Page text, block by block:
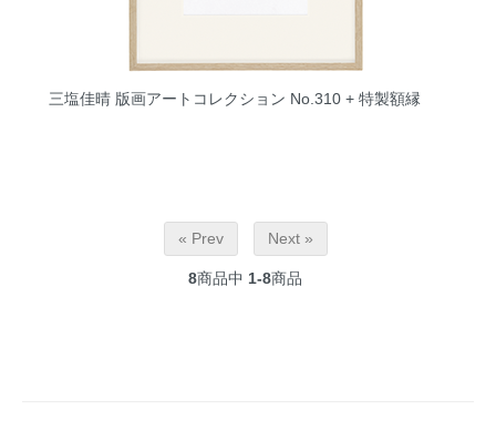
三塩佳晴 版画アートコレクション No.310 + 特製額縁
« Prev Next »
8商品中 1-8商品